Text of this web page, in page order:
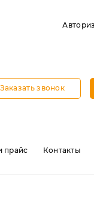
Заказать звонок
прайс Контакты